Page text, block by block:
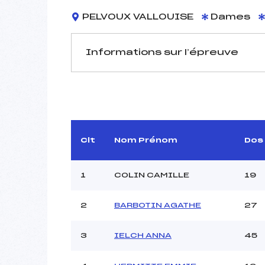
PELVOUX VALLOUISE Dames
Informations sur l’épreuve
Arbitre :
Heure de départ :
Clt Nom Prénom Dos
1 COLIN CAMILLE 19
2 BARBOTIN AGATHE 27
3 IELCH ANNA 45